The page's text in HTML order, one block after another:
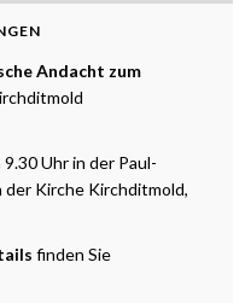
Andacht zum
9.30 Uhr in der Paul-
Kirche Kirchditmold,
finden Sie